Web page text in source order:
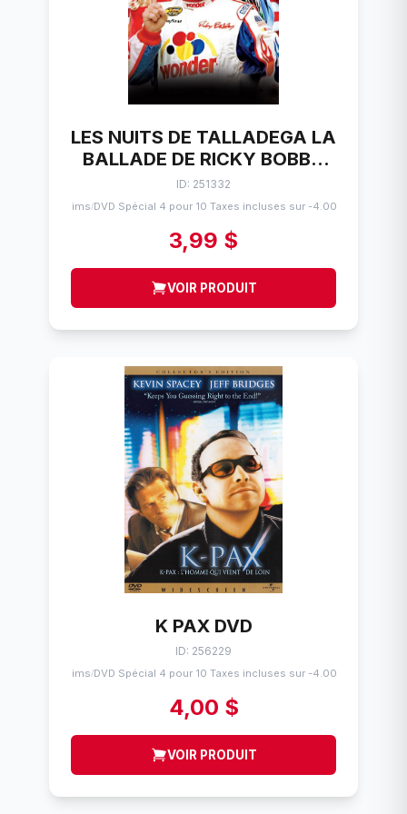
LES NUITS DE TALLADEGA LA
BALLADE DE RICKY BOBBY
DVD FILM
ID: 251332
Flims/DVD Spécial 4 pour 10 Taxes incluses sur -4.00$
3,99 $
VOIR PRODUIT
K PAX DVD
ID: 256229
Flims/DVD Spécial 4 pour 10 Taxes incluses sur -4.00$
4,00 $
VOIR PRODUIT